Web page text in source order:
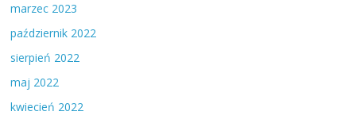
marzec 2023
październik 2022
sierpień 2022
maj 2022
kwiecień 2022